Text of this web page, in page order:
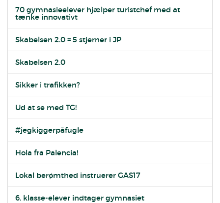
70 gymnasieelever hjælper turistchef med at
tænke innovativt
Skabelsen 2.0 = 5 stjerner i JP
Skabelsen 2.0
Sikker i trafikken?
Ud at se med TG!
#jegkiggerpåfugle
Hola fra Palencia!
Lokal berømthed instruerer GAS17
6. klasse-elever indtager gymnasiet